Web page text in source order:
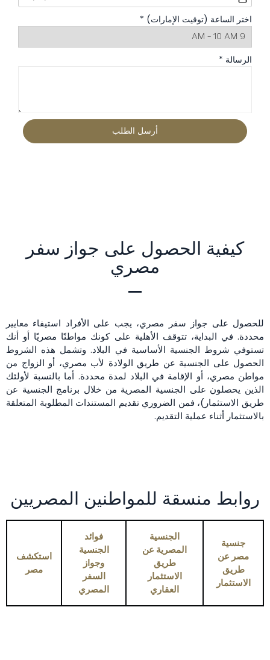
اختر الساعة (توقيت الإمارات) *
الرسالة *
كيفية الحصول على جواز سفر
مصري
للحصول على جواز سفر مصري، يجب على الأفراد استيفاء معايير
محددة. في البداية، تتوقف الأهلية على كونك مواطنًا مصريًا أو أنك
تستوفي شروط الجنسية الأساسية في البلاد. وتشمل هذه الشروط
الحصول على الجنسية عن طريق الولادة لأب مصري، أو الزواج من
مواطن مصري، أو الإقامة في البلاد لمدة محددة. أما بالنسبة لأولئك
الذين يحصلون على الجنسية المصرية من خلال برنامج الجنسية عن
طريق الاستثمار)، فمن الضروري تقديم المستندات المطلوبة المتعلقة
بالاستثمار أثناء عملية التقديم.
روابط منسقة للمواطنين المصريين
جنسية
مصر عن
طريق
الاستثمار
الجنسية
المصرية عن
طريق
الاستثمار
العقاري
فوائد
الجنسية
وجواز
السفر
المصري
استكشف
مصر